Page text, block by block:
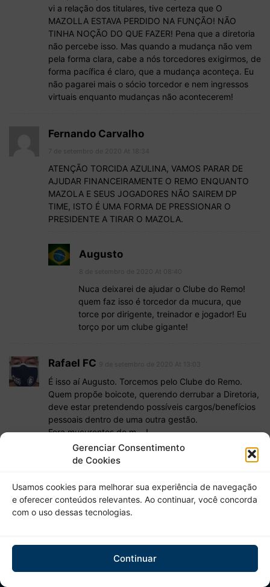
Gerenciar Consentimento
de Cookies
Usamos cookies para melhorar sua experiência de navegação
e oferecer conteúdos relevantes. Ao continuar, você concorda
com o uso dessas tecnologias.
Continuar
vi a relação dos titulares, tive certeza que O
MAZOLLA ESTAVA PERDIDO NA FUNÇÃO! NÃO
TINHA NOÇÃO DO QUE FAZER! Pena que a diretoria
não percebe isso. Mas quando a mudança não vem
pela forma clara, cabe a nós torcedores exigirmos, de
forma pacífica é claro, que a mudança aconteça. Eu
não pagarei mais o sócio torcedor e nem ingressos
virtuais enquanto mudanças não acontecerem!
Fernando Carvalho
ATENÇÃO TORCIDA AZULINA, VAMOS PARAR DE
AJUDAR FINANCEIRAMENTE O REMO ENQUANTO
MAZOLA E SEUS JOGADORES NÃO SAIREM DP
TIME, ISTO É UMA FORMA DE PRESSIONAR O
PRESIDENTE A TIRAR O MAZOLA.
Augusto
Nuca deixarei de ajudar o Clube do Remo!
quem faz isso é torcedor da mucura, que
torce por dirigente, treinador e jogador! Eu
torço por um clube gigante!
Rafael FC
É isso aí Augusto. Torcemos pelo Clube do Remo.
Quem propõe boicote, querendo derrubar a Diretoria,
deve estar pretendendo possíveis cargos/benefícios
pessoais dentro de uma outra gestão.
Fora mucurentos de m….!